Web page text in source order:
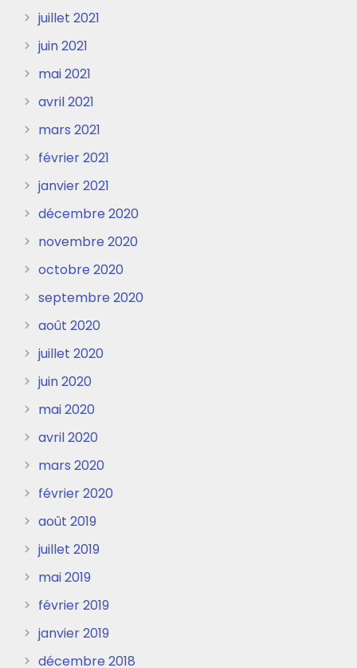
juillet 2021
juin 2021
mai 2021
avril 2021
mars 2021
février 2021
janvier 2021
décembre 2020
novembre 2020
octobre 2020
septembre 2020
août 2020
juillet 2020
juin 2020
mai 2020
avril 2020
mars 2020
février 2020
août 2019
juillet 2019
mai 2019
février 2019
janvier 2019
décembre 2018